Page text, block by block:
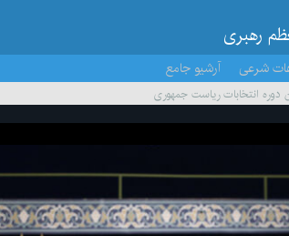
رهبری
شرعی آرشیو جامع
دوره انتخابات ریاست جمهوری